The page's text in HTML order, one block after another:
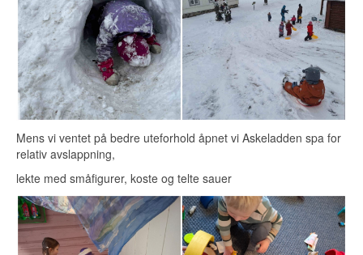
Mens vi ventet på bedre uteforhold åpnet vi Askeladden spa for
relativ avslappning,
lekte med småfigurer, koste og telte sauer